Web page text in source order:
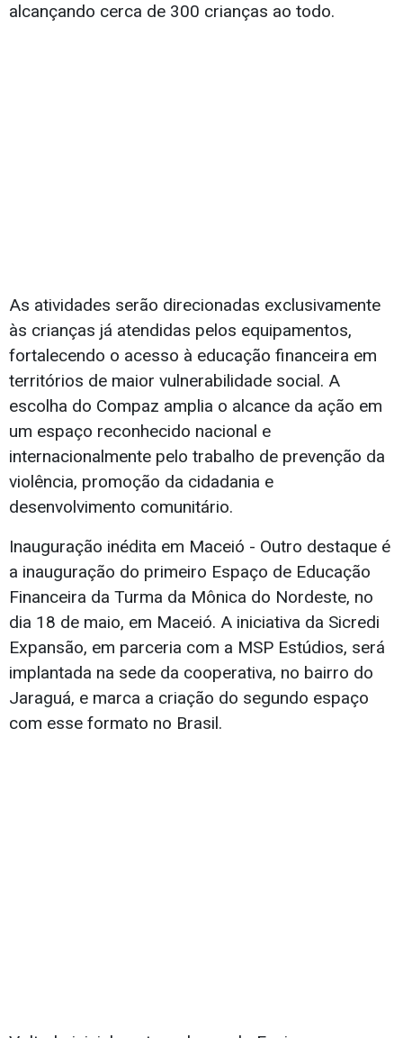
alcançando cerca de 300 crianças ao todo.
As atividades serão direcionadas exclusivamente
às crianças já atendidas pelos equipamentos,
fortalecendo o acesso à educação financeira em
territórios de maior vulnerabilidade social. A
escolha do Compaz amplia o alcance da ação em
um espaço reconhecido nacional e
internacionalmente pelo trabalho de prevenção da
violência, promoção da cidadania e
desenvolvimento comunitário.
Inauguração inédita em Maceió - Outro destaque é
a inauguração do primeiro Espaço de Educação
Financeira da Turma da Mônica do Nordeste, no
dia 18 de maio, em Maceió. A iniciativa da Sicredi
Expansão, em parceria com a MSP Estúdios, será
implantada na sede da cooperativa, no bairro do
Jaraguá, e marca a criação do segundo espaço
com esse formato no Brasil.